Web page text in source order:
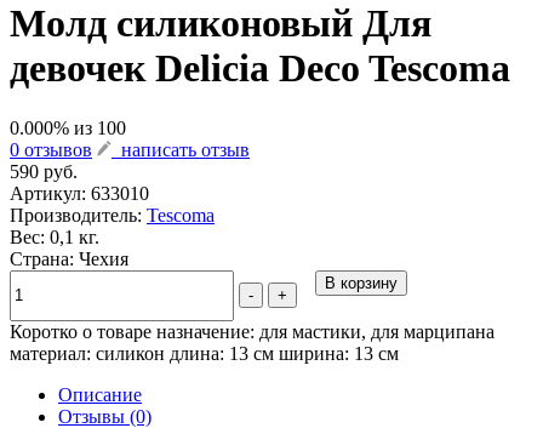
Молд силиконовый Для
девочек Delicia Deco Tescoma
0.000% из 100
0 отзывов
написать отзыв
590 руб.
Артикул: 633010
Производитель: Tescoma
Вес: 0,1 кг.
Страна: Чехия
- +
В корзину
Коротко о товаре назначение: для мастики, для марципана
материал: силикон длина: 13 см ширина: 13 см
Описание
Отзывы (0)